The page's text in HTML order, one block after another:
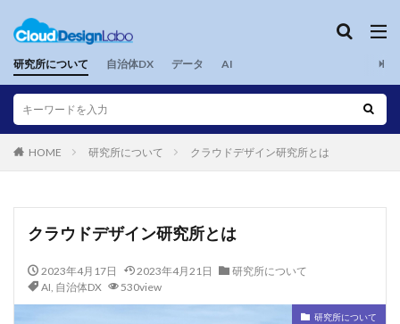
研究所について 自治体DX データ AI
HOME 研究所について クラウドデザイン研究所とは
クラウドデザイン研究所とは
2023年4月17日 2023年4月21日
研究所について
AI, 自治体DX 530view
研究所について